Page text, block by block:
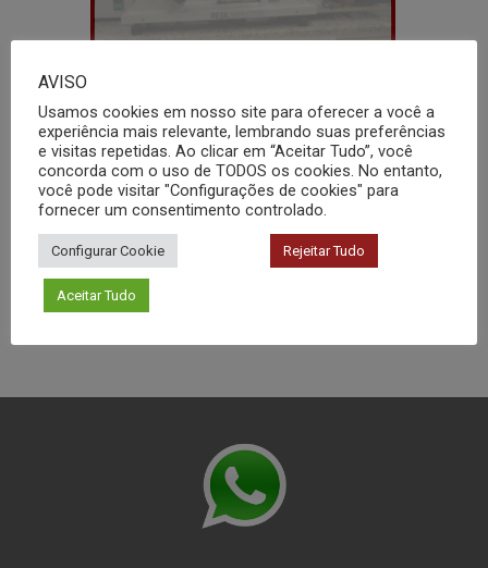
Coeficiente de Atrito – COF
AVISO
Usamos cookies em nosso site para oferecer a você a
experiência mais relevante, lembrando suas preferências
e visitas repetidas. Ao clicar em “Aceitar Tudo”, você
concorda com o uso de TODOS os cookies. No entanto,
você pode visitar "Configurações de cookies" para
fornecer um consentimento controlado.
Configurar Cookie Rejeitar Tudo
Aceitar Tudo